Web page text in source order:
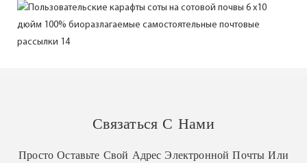
Связаться С Нами
Просто Оставьте Свой Адрес Электронной Почты Или